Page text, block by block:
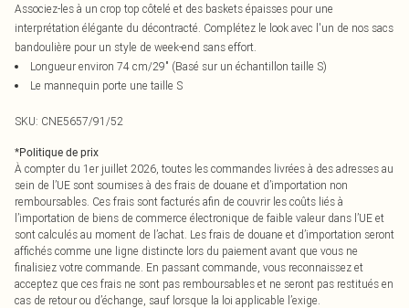
Associez-les à un crop top côtelé et des baskets épaisses pour une
interprétation élégante du décontracté. Complétez le look avec l'un de nos sacs
bandoulière pour un style de week-end sans effort.
Longueur environ 74 cm/29" (Basé sur un échantillon taille S)
Le mannequin porte une taille S
SKU: CNE5657/91/52
*Politique de prix
À compter du 1er juillet 2026, toutes les commandes livrées à des adresses au
sein de l’UE sont soumises à des frais de douane et d’importation non
remboursables. Ces frais sont facturés afin de couvrir les coûts liés à
l’importation de biens de commerce électronique de faible valeur dans l’UE et
sont calculés au moment de l’achat. Les frais de douane et d’importation seront
affichés comme une ligne distincte lors du paiement avant que vous ne
finalisiez votre commande. En passant commande, vous reconnaissez et
acceptez que ces frais ne sont pas remboursables et ne seront pas restitués en
cas de retour ou d’échange, sauf lorsque la loi applicable l’exige.